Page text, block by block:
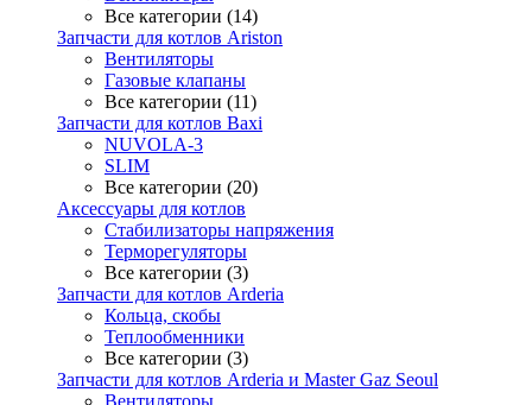
Все категории (14)
Запчасти для котлов Ariston
Вентиляторы
Газовые клапаны
Все категории (11)
Запчасти для котлов Baxi
NUVOLA-3
SLIM
Все категории (20)
Аксессуары для котлов
Стабилизаторы напряжения
Терморегуляторы
Все категории (3)
Запчасти для котлов Arderia
Кольца, скобы
Теплообменники
Все категории (3)
Запчасти для котлов Arderia и Master Gaz Seoul
Вентиляторы